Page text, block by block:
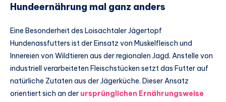
Hundeernährung mal ganz anders
Eine Besonderheit des Loisachtaler Jägertopf
Hundenassfutters ist der Einsatz von Muskelfleisch und
Innereien von Wildtieren aus der regionalen Jagd. Anstelle von
industriell verarbeiteten Fleischstücken setzt das Futter auf
natürliche Zutaten aus der Jägerküche. Dieser Ansatz
orientiert sich an der ursprünglichen Ernährungsweise